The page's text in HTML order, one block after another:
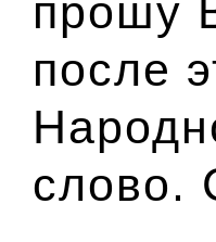
прошу
после
слово.